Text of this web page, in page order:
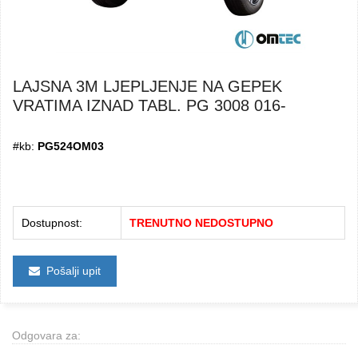
LAJSNA 3M LJEPLJENJE NA GEPEK
VRATIMA IZNAD TABL. PG 3008 016-
#kb: PG524OM03
Dostupnost: TRENUTNO NEDOSTUPNO
Pošalji upit
Odgovara za: